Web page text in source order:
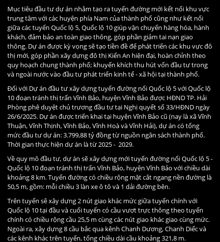
Mục tiêu đầu tư dự án nhằm tạo ra tuyến đường mới kết nối khu vực
trung tâm với các huyện phía Nam của thành phố cũng như kết nối
giữa các tuyến Quốc lộ 5, Quốc lộ 10 giúp vận chuyển hàng hóa, hành
khách, đảm bảo an toàn giao thông, góp phần giảm tai nạn giao
thông. Dự án được kỳ vọng sẽ tạo tiền đề để phát triển các khu vực đô
thị mới, góp phần xây dựng đô thị Kiến An hiện đại, hoàn chỉnh theo
quy hoạch chung thành phố; khuyến khích thu hút vốn đầu tư trong
và ngoài nước vào đầu tư phát triển kinh tế - xã hội tại thành phố.
Đối với Dự án đầu tư xây dựng tuyến đường nối Quốc lộ 5 với Quốc lộ
10 đoạn tránh thị trấn Vĩnh Bảo, huyện Vĩnh Bảo được HĐND TP. Hải
Phòng phê duyệt chủ trương đầu tư tại Nghị quyết số 33/HĐND ngày
26/6/2025. Dự án được triển khai tại huyện Vĩnh Bảo cũ (nay là xã Vĩnh
Thuận, Vĩnh Thịnh, Vĩnh Bảo, Vĩnh Hoà và Vĩnh Hải), dự án có tổng
mức đầu tư dự án: 3.799,88 tỷ đồng từ nguồn ngân sách thành phố.
Thời gian thực hiện dự án là từ 2025 - 2029.
Về quy mô đầu tư, dự án sẽ xây dựng mới tuyến đường nối Quốc lộ 5 -
Quốc lộ 10 đoạn tránh thị trấn Vĩnh Bảo, huyện Vĩnh Bảo với chiều dài
khoảng 8 km. Tuyến đường có chiều rộng mặt cắt ngang nền đường là
50,5 m, gồm: mỗi chiều 3 làn xe ô tô và 1 dải đường bên.
Trên tuyến sẽ xây dựng 2 nút giao khác mức giữa tuyến chính với
Quốc lộ 10 tại đầu và cuối tuyến có cầu vượt trực thông theo tuyến
chính có chiều rộng cầu 25,5 m cùng các nút giao khác giao cùng mức.
Ngoài ra, xây dựng 8 cầu bắc qua kênh Chanh Dương, Chanh Diếc và
các kênh khác trên tuyến, tổng chiều dài cầu khoảng 321,8 m.